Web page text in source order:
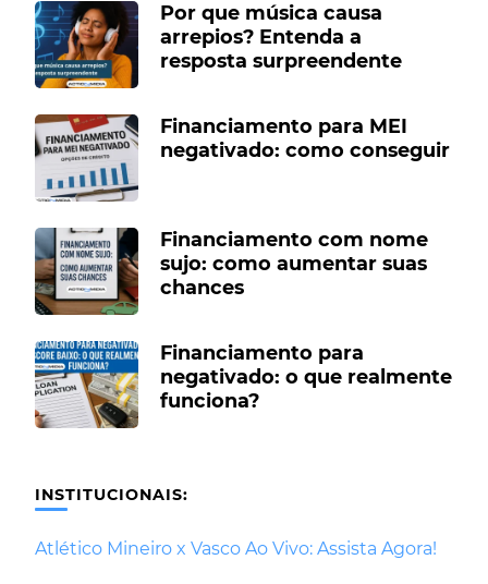
Por que música causa
arrepios? Entenda a
resposta surpreendente
Financiamento para MEI
negativado: como conseguir
Financiamento com nome
sujo: como aumentar suas
chances
Financiamento para
negativado: o que realmente
funciona?
INSTITUCIONAIS:
Atlético Mineiro x Vasco Ao Vivo: Assista Agora!